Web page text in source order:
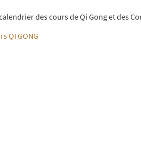
des cours de Qi Gong et des
QI GONG